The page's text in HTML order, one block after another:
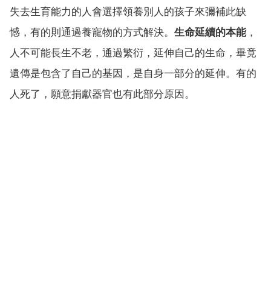
失去生育能力的人會選擇領養別人的孩子來彌補此缺
憾，有的則通過養寵物的方式解決。 生命延續的本能，
人不可能長生不老，通過繁衍，延伸自己的生命，畢竟
遺傳是包含了自己的基因，是自身一部分的延伸。有的
人死了，願意捐獻器官也有此部分原因。